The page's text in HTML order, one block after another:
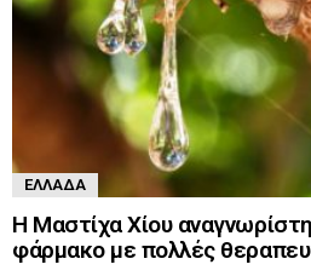
ΕΛΛΆΔΑ
Η Μαστίχα Χίου
φάρμακο με πολλές